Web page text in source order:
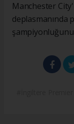
Manchester
deplasmanında